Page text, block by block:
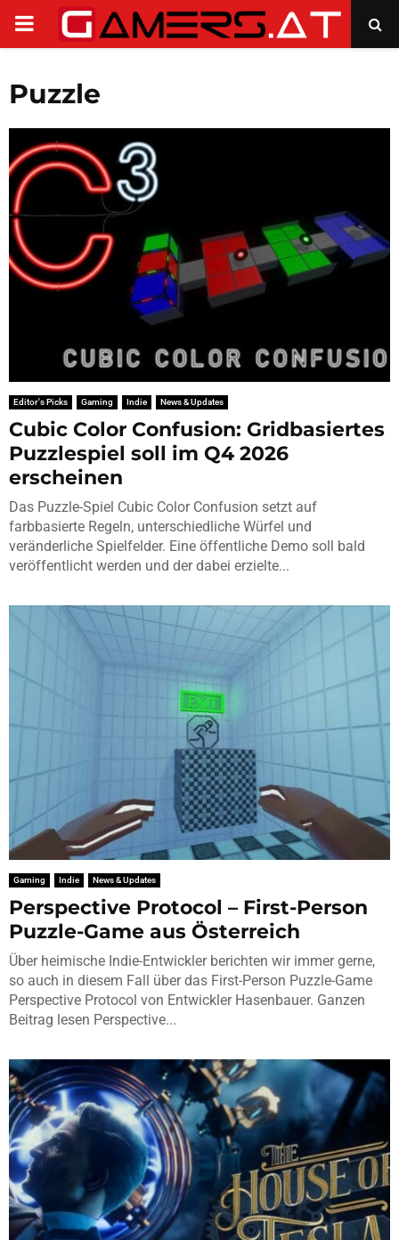
PRIMARY
Puzzle
Editor's Picks Gaming Indie News & Updates
Cubic Color Confusion: Gridbasiertes
Puzzlespiel soll im Q4 2026
erscheinen
Das Puzzle-Spiel Cubic Color Confusion setzt auf
farbbasierte Regeln, unterschiedliche Würfel und
veränderliche Spielfelder. Eine öffentliche Demo soll bald
veröffentlicht werden und der dabei erzielte...
Gaming Indie News & Updates
Perspective Protocol – First-Person
Puzzle-Game aus Österreich
Über heimische Indie-Entwickler berichten wir immer gerne,
so auch in diesem Fall über das First-Person Puzzle-Game
Perspective Protocol von Entwickler Hasenbauer. Ganzen
Beitrag lesen Perspective...